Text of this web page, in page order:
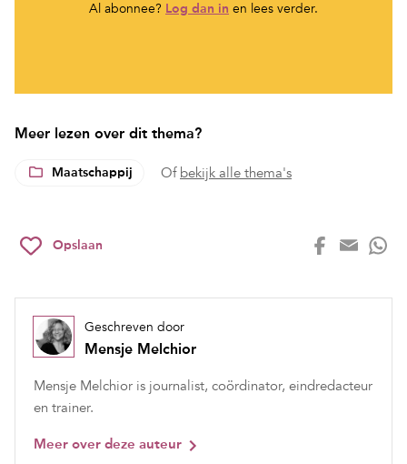
Al abonnee? Log dan in en lees verder.
Meer lezen over dit thema?
Maatschappij Of bekijk alle thema's
Opslaan
Geschreven door
Mensje Melchior
Mensje Melchior is journalist, coördinator, eindredacteur
en trainer.
Meer over deze auteur